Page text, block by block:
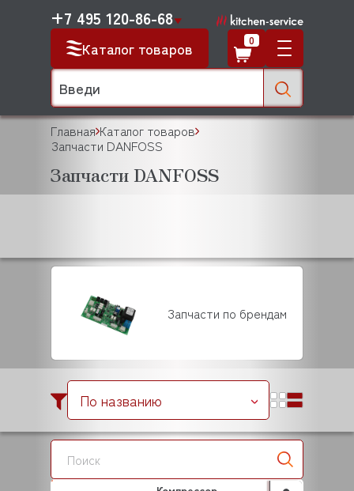
Каталог товаров
+7 495 120-86-68
0
Главная Каталог товаров
Запчасти DANFOSS
Запчасти DANFOSS
Запчасти по брендам
По названию